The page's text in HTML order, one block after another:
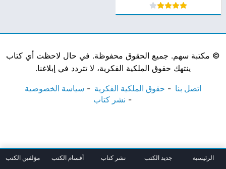
© مكتبة سهم. جميع الحقوق محفوظة. في حال لاحظت أي كتاب
ينتهك حقوق الملكية الفكرية، لا تتردد في إبلاغنا.
اتصل بنا حقوق الملكية الفكرية
سياسة الخصوصية
نشر كتاب
الرئيسية جديد الكتب نشر كتاب أقسام الكتب مؤلفين الكتب